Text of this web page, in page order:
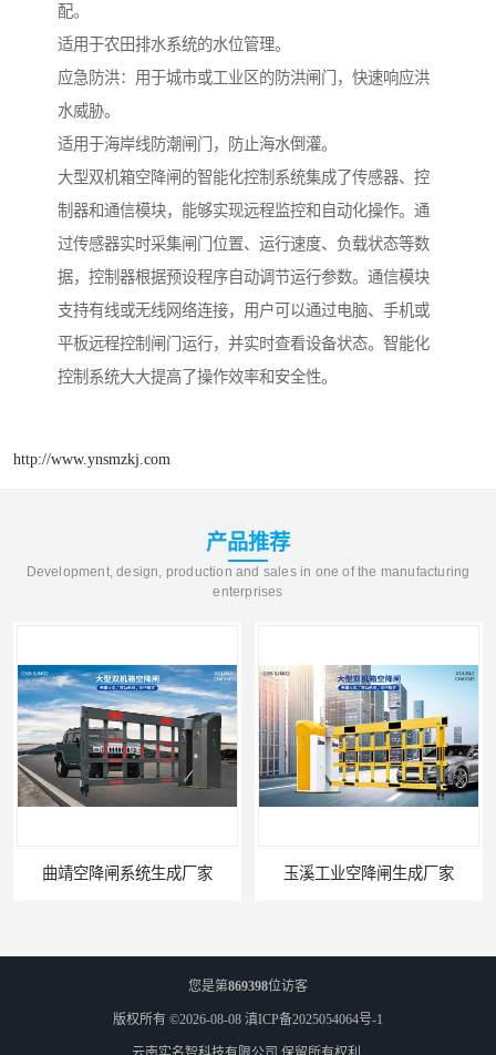
配。
适用于农田排水系统的水位管理。
应急防洪：用于城市或工业区的防洪闸门，快速响应洪
水威胁。
适用于海岸线防潮闸门，防止海水倒灌。
大型双机箱空降闸的智能化控制系统集成了传感器、控
制器和通信模块，能够实现远程监控和自动化操作。通
过传感器实时采集闸门位置、运行速度、负载状态等数
据，控制器根据预设程序自动调节运行参数。通信模块
支持有线或无线网络连接，用户可以通过电脑、手机或
平板远程控制闸门运行，并实时查看设备状态。智能化
控制系统大大提高了操作效率和安全性。
http://www.ynsmzkj.com
产品推荐
Development, design, production and sales in one of the manufacturing
enterprises
曲靖空降闸系统生成厂家 玉溪工业空降闸生成厂家
您是第869398位访客
版权所有 ©2026-08-08 滇ICP备2025054064号-1